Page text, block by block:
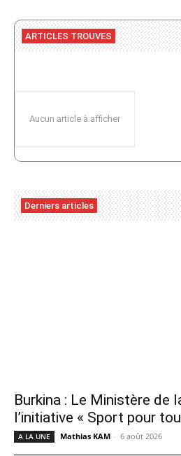
ARTICLES TROUVES
Aucun article à afficher
Derniers articles
Burkina : Le Ministère de
l’initiative « Sport pour
A LA UNE Mathias KAM - 6 août 2026